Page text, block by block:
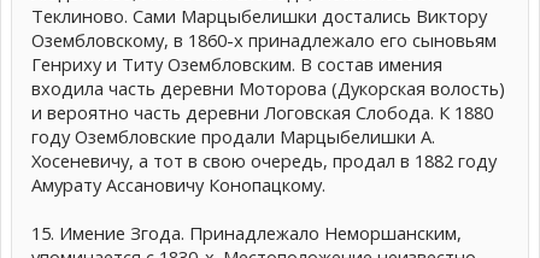
Теклиново. Сами Марцыбелишки достались Виктору
Озембловскому, в 1860-х принадлежало его сыновьям
Генриху и Титу Озембловским. В состав имения
входила часть деревни Моторова (Дукорская волость)
и вероятно часть деревни Логовская Слобода. К 1880
году Озембловские продали Марцыбелишки А.
Хосеневичу, а тот в свою очередь, продал в 1882 году
Амурату Ассановичу Конопацкому.
15. Имение Згода. Принадлежало Неморшанским,